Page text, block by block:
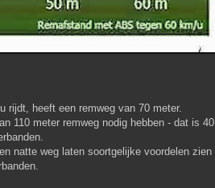
rijdt, heeft een remweg van 70 meter.
110 meter remweg nodig hebben - dat is 40
natte weg laten soortgelijke voordelen zien